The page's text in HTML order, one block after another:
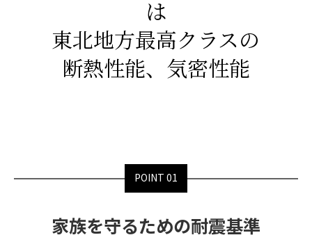
は
東北地方最高クラスの
断熱性能、気密性能
POINT 01
家族を守るための耐震基準